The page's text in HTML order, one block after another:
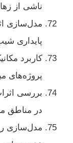
ناشی از
مدل‌سازی
پایداری
کاربرد
پروژه‌های
بررسی
در مناطق
مدل‌سازی